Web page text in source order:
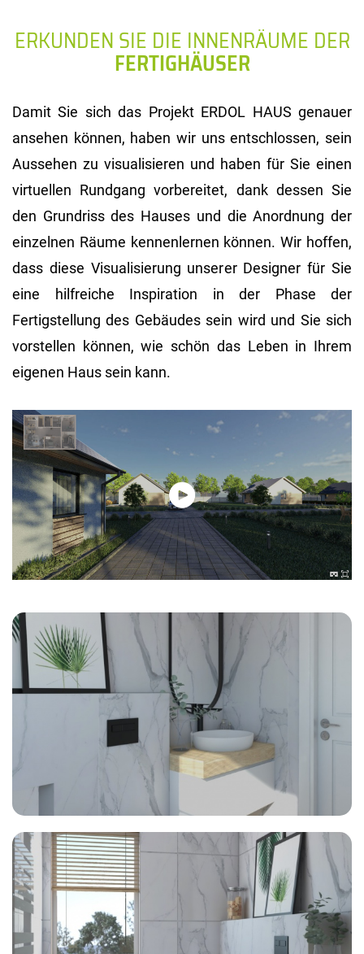
ERKUNDEN SIE DIE INNENRÄUME DER
FERTIGHÄUSER
Damit Sie sich das Projekt ERDOL HAUS genauer
ansehen können, haben wir uns entschlossen, sein
Aussehen zu visualisieren und haben für Sie einen
virtuellen Rundgang vorbereitet, dank dessen Sie
den Grundriss des Hauses und die Anordnung der
einzelnen Räume kennenlernen können. Wir hoffen,
dass diese Visualisierung unserer Designer für Sie
eine hilfreiche Inspiration in der Phase der
Fertigstellung des Gebäudes sein wird und Sie sich
vorstellen können, wie schön das Leben in Ihrem
eigenen Haus sein kann.